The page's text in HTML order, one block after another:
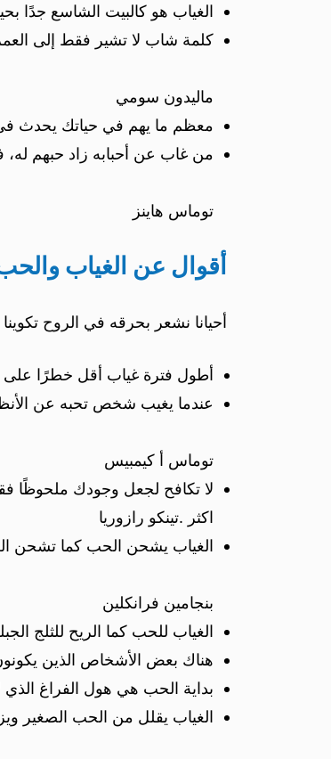
الغياب هو كالبيت الشاسع جدًا
كلمة شاب لا تشير فقط إلى
ماليدون سومي
معظم ما يهم في حياتك يحدث
من غاب عن أحبابه زاد حبهم له،
توماس هاينز
أقوال عن الغياب
أحيانا نشعر بحرقه في الروح
أطول فترة غياب أقل خطرًا على
عندما يغيب شخص تحبه عن
توماس أ كيمبيس
لا تكافح لجعل وجودك ملحوظًا
اكثر .تينكو رازوريا
الغياب يشحن الحب كما تشحن
بنجامين فرانكلين
الغياب للحب كما الريح للثلج
هناك بعض الأشخاص الذين
بداية الحب هي هول الفراغ الذي
الغياب يقلل من الحب الصغير